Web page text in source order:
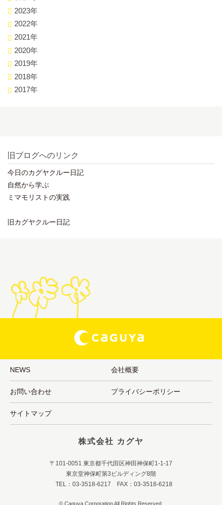
2023年
2022年
2021年
2020年
2019年
2018年
2017年
旧ブログへのリンク
今日のカグヤクルー日記
自然から学ぶ
ミマモリストの実践
旧カグヤクルー日記
NEWS 会社概要
お問い合わせ プライバシーポリシー
サイトマップ
株式会社 カグヤ
〒101-0051 東京都千代田区神田神保町1-1-17
東京堂神保町第3ビルディング8階
TEL：03-3518-6217 FAX：03-3518-6218
© Caguya Corporation All Rights Reserved.